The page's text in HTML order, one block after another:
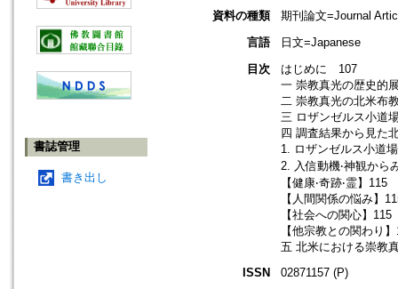
書誌管理
書き出し
資料の種類
期刊論文=Journal
言語
日文=Japanese
目次
はじめに 107
一 崇教真光の歴史的
二 崇教真光の北米布
三 ロザンゼルス小道
四 調査結果から見た
1. ロザンゼルス小道
2. 入信動機‧神観から
【健康‧奇跡‧霊】115
【人間関係の悩み】
【社会への関心】115
【他宗教との関わり
五 北米における崇教
ISSN
02871157 (P)